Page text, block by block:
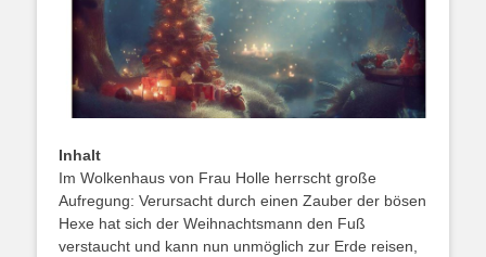
Inhalt
Im Wolkenhaus von Frau Holle herrscht große
Aufregung: Verursacht durch einen Zauber der bösen
Hexe hat sich der Weihnachtsmann den Fuß
verstaucht und kann nun unmöglich zur Erde reisen,